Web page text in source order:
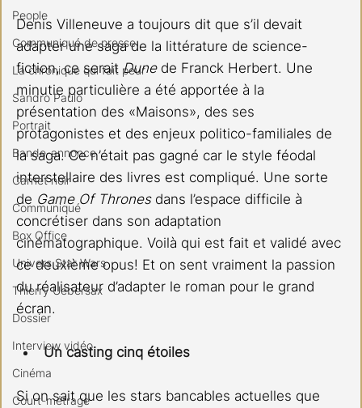
People
Communiqué de presse
La chronique qui fait peur
Sandro Paulo
Portrait
Bande-annonce
Carnet noir
Communiqué
Box Office
Univers Star Wars
Thierry Uebersax
Dossier
Interview vidéo
Cinéma
Court-métrage
Denis Villeneuve a toujours dit que s’il devait
adapter une saga de la littérature de science-
fiction, ce serait Dune de Franck Herbert. Une
minutie particulière a été apportée à la
présentation des «Maisons», des ses
protagonistes et des enjeux politico-familiales de
la saga. Ce n’était pas gagné car le style féodal
interstellaire des livres est compliqué. Une sorte
de Game Of Thrones dans l’espace difficile à
concrétiser dans son adaptation
cinématographique. Voilà qui est fait et validé avec
ce deuxième opus! Et on sent vraiment la passion
du réalisateur d’adapter le roman pour le grand
écran.
Un casting cinq étoiles
Si on sait que les stars bancables actuelles que